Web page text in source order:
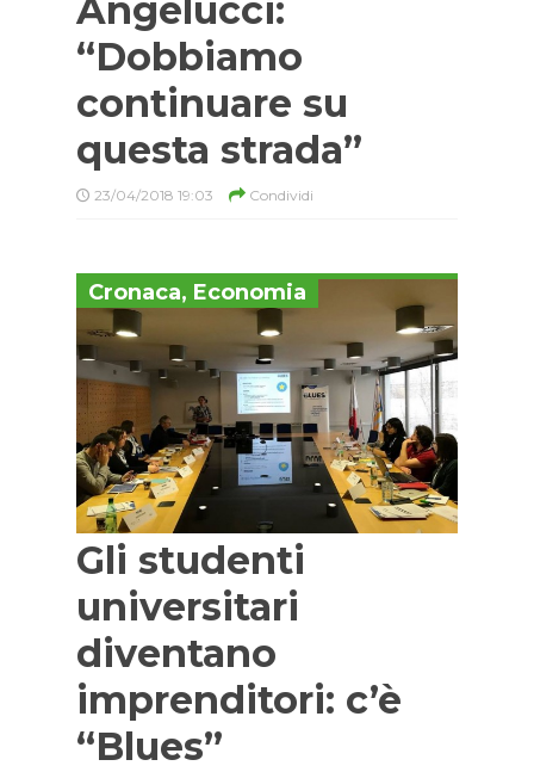
Angelucci:
“Dobbiamo
continuare su
questa strada”
23/04/2018 19:03 Condividi
Cronaca, Economia
Gli studenti
universitari
diventano
imprenditori: c’è
“Blues”